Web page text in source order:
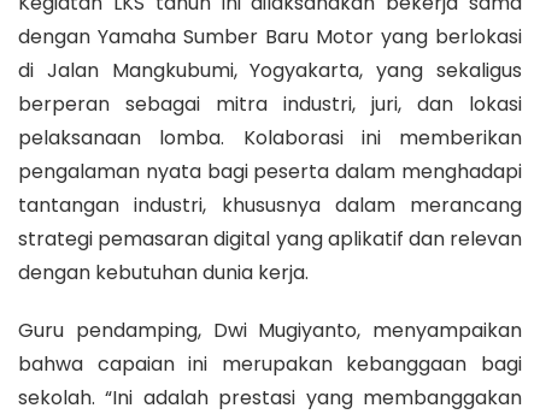
dengan Yamaha Sumber Baru Motor yang berlokasi
di Jalan Mangkubumi, Yogyakarta, yang sekaligus
berperan sebagai mitra industri, juri, dan lokasi
pelaksanaan lomba. Kolaborasi ini memberikan
pengalaman nyata bagi peserta dalam menghadapi
tantangan industri, khususnya dalam merancang
strategi pemasaran digital yang aplikatif dan relevan
dengan kebutuhan dunia kerja.
Guru pendamping, Dwi Mugiyanto, menyampaikan
bahwa capaian ini merupakan kebanggaan bagi
sekolah. “Ini adalah prestasi yang membanggakan